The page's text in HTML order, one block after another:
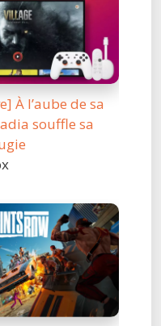
À l’aube de sa
souffle sa